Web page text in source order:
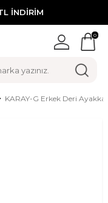
İNDİRİM
0
KARAY-G Erkek Deri